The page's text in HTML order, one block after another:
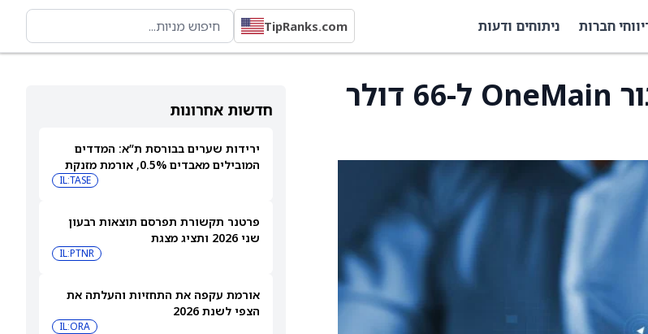
חברות ניתוחים ודעות TipRanks.com
חדשות אחרונות
ירידות שערים בבורסת ת”א: המדדים
המובילים מאבדים 0.5%, אורמת מזנקת
IL:TASE
פרטנר תקשורת תפרסם תוצאות רבעון
שני 2026 ותציג מצגת
IL:PTNR
אורמת עקפה את התחזיות והעלתה את
הצפי לשנת 2026
IL:ORA
ה- BofA מחיר היעד הורד עבור OneMain ל-66 דולר